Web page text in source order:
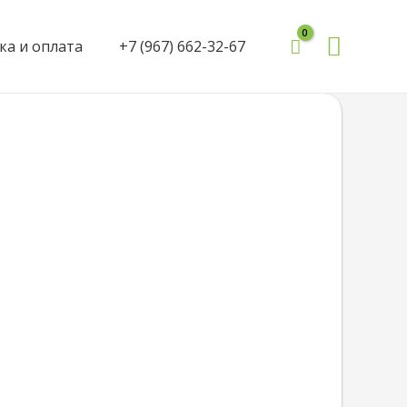
и оплата +7 (967) 662-32-67 Поиск